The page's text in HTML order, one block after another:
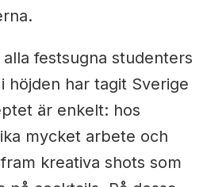
festsugna studenters
höjden har tagit Sverige
är enkelt: hos
mycket arbete och
kreativa shots som